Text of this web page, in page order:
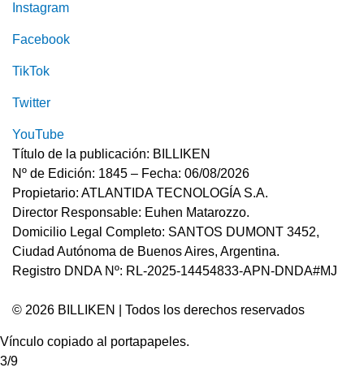
Instagram
Facebook
TikTok
Twitter
YouTube
Título de la publicación: BILLIKEN
Nº de Edición: 1845 – Fecha: 06/08/2026
Propietario: ATLANTIDA TECNOLOGÍA S.A.
Director Responsable: Euhen Matarozzo.
Domicilio Legal Completo: SANTOS DUMONT 3452,
Ciudad Autónoma de Buenos Aires, Argentina.
Registro DNDA Nº: RL-2025-14454833-APN-DNDA#MJ
© 2026 BILLIKEN | Todos los derechos reservados
Vínculo copiado al portapapeles.
3/9